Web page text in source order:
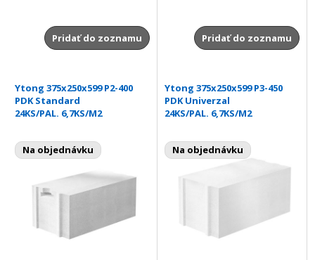
Pridať do zoznamu Pridať do zoznamu
Ytong 375x250x599 P2-400
PDK Standard
24KS/PAL. 6,7KS/M2
Na objednávku
Ytong 375x250x599 P3-450
PDK Univerzal
24KS/PAL. 6,7KS/M2
Na objednávku